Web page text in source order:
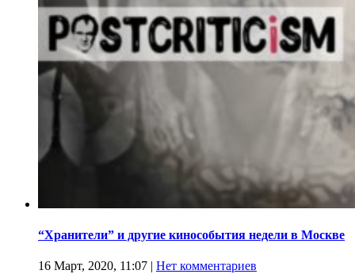
“Хранители” и другие кинособытия недели в Москве
16 Март, 2020, 11:07 | Нет комментариев